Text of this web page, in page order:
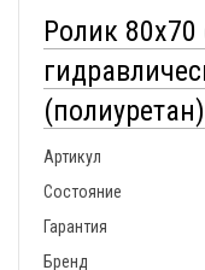
Ролик
(полиуретан)
Артикул
Состояние
Гарантия
Бренд